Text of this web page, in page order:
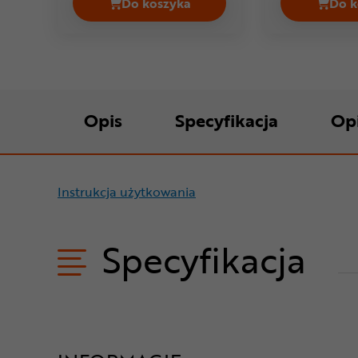
Kask rowerowy RUDY PROJECT
Opis Specyfikacja
Instrukcja użytkowania
Specyfikacja